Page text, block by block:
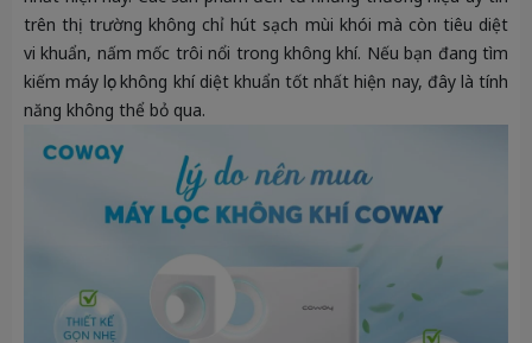
trên thị trường không chỉ hút sạch mùi khói mà còn tiêu diệt
vi khuẩn, nấm mốc trôi nổi trong không khí. Nếu bạn đang tìm
kiếm máy lọc không khí diệt khuẩn tốt nhất hiện nay, đây là tính
năng không thể bỏ qua.